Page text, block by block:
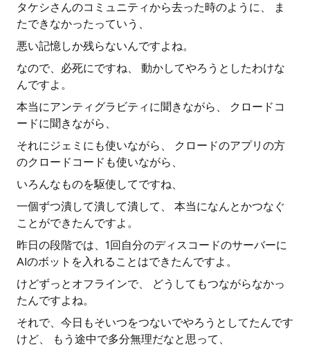
タケシさんのコミュニティから去った時のように、 ま
たできなかったっていう、
悪い記憶しか残らないんですよね。
なので、必死にですね、 動かしてやろうとしたわけな
んですよ。
本当にアンティグラビティに聞きながら、 クロードコ
ードに聞きながら、
それにジェミにも使いながら、 クロードのアプリの方
のクロードコードも使いながら、
いろんなものを駆使してですね、
一個ずつ潰して潰して潰して、 本当になんとかつなぐ
ことができたんですよ。
昨日の段階では、1回自分のディスコードのサーバーに
AIのボットを入れることはできたんですよ。
けどずっとオフラインで、 どうしてもつながらなかっ
たんですよね。
それで、今日もそいつをつないでやろうとしてたんです
けど、 もう途中で多分無理だなと思って、